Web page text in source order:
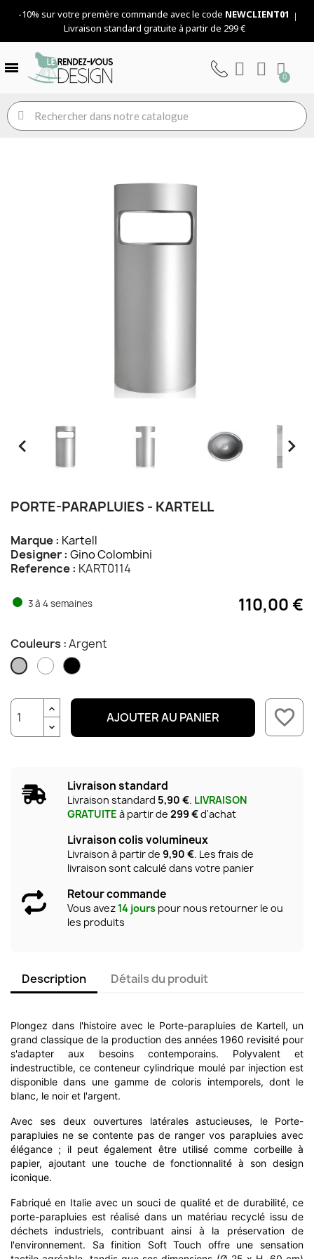
-10% sur votre premère commande avec le code NEWCLIENT01
Livraison standard gratuite à partir de 299 €
 
PORTE-PARAPLUIES - KARTELL
Marque : Kartell
Designer : Gino Colombini
Reference : KART0114
3 à 4 semaines 110,00 €
Couleurs :Argent
ArgentBlancNoir
AJOUTER AU PANIER favorite_border
Livraison standard
Livraison standard 5,90 €. LIVRAISON
GRATUITE à partir de 299 €d'achat
Livraison colis volumineux
Livraison à partir de 9,90 €. Les frais de
livraison sont calculé dans votre panier
Retour commande
Vous avez14 jours pour nous retourner le ou
les produits
Description Détails du produit
Plongez dans l'histoire avec le Porte-parapluies de Kartell, un
grand classique de la production des années 1960 revisité pour
s'adapter aux besoins contemporains. Polyvalent et
indestructible, ce conteneur cylindrique moulé par injection est
disponible dans une gamme de coloris intemporels, dont le
blanc, le noir et l'argent.
Avec ses deux ouvertures latérales astucieuses, le Porte-
parapluies ne se contente pas de ranger vos parapluies avec
élégance ; il peut également être utilisé comme corbeille à
papier, ajoutant une touche de fonctionnalité à son design
iconique.
Fabriqué en Italie avec un souci de qualité et de durabilité, ce
porte-parapluies est réalisé dans un matériau recyclé issu de
déchets industriels, contribuant ainsi à la préservation de
l'environnement. Sa finition Soft Touch offre une sensation